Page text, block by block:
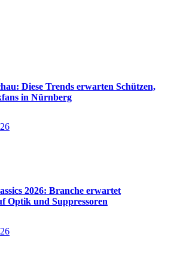
Diese Trends erwarten Schützen,
in Nürnberg
2026: Branche erwartet
Optik und Suppressoren